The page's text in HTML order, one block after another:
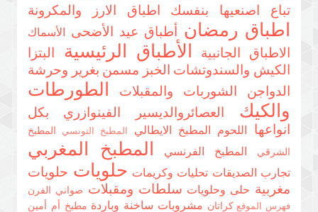
تباع اصنعيها بنفسك اطباق الارز والمكرونة
اطباق رمضان أطباق عيد الأضحى الأسماك
الاطباق الجانبية الأطباق الرئيسية
البتزا
الكيش والسندوتشات الخبز مسمن بغرير وحرشة
الدواجن الشوربات والمقبلات الطورطات
والكيك
العصائروالديسير الفينوازري بكل
انواعها
اللحوم المطبخ الايطالي المطبخ التونسي المطبخ
الشرقي المطبخ الفرنسي المطبخ المغربي
تجارب الصديقات تحليات وكريمات حلويات حلويات
مغربية حلى وحلويات سلطات ومقبلات صواني الفرن
فهرس الموقعكراتان مشروبات ساخنة وباردة مطبخ أم أمين